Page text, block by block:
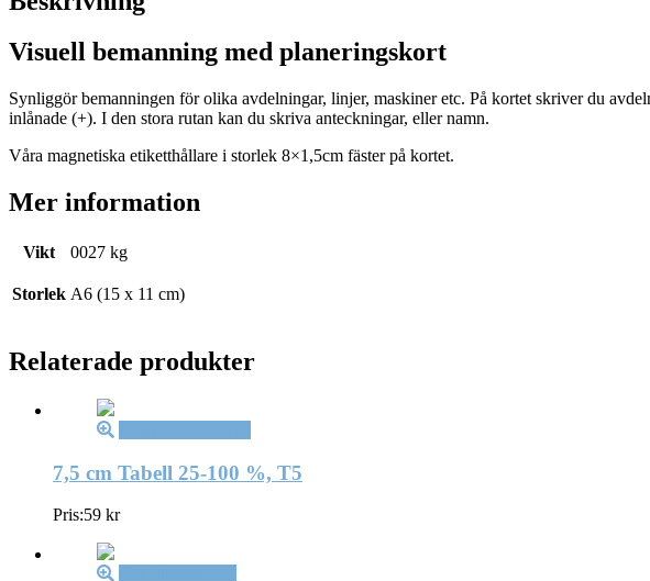
Visuell bemanning med planeringskort
Synliggör bemanningen för olika avdelningar, linjer, maskiner etc. På kortet skriver du
inlånade (+). I den stora rutan kan du skriva anteckningar, eller namn.
Våra magnetiska etiketthållare i storlek 8×1,5cm fäster på kortet.
Mer information
Vikt 0027 kg
Storlek A6 (15 x 11 cm)
Relaterade produkter
7,5 cm Tabell 25-100 %, T5
Pris:59 kr